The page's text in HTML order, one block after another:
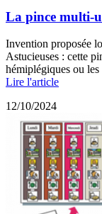
La pince multi-
Invention proposée
Astucieuses : cette
hémiplégiques ou
Lire l'article
12/10/2024